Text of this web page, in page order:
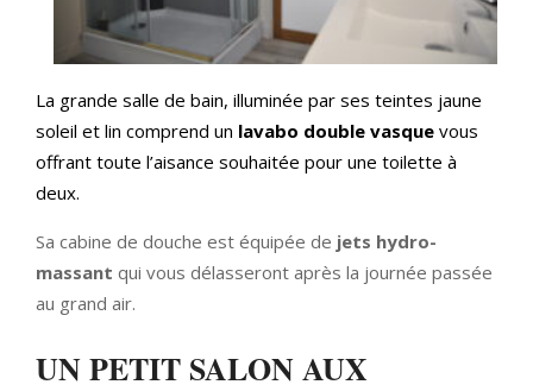
La grande salle de bain, illuminée par ses teintes jaune
soleil et lin comprend un lavabo double vasque vous
offrant toute l’aisance souhaitée pour une toilette à
deux.
Sa cabine de douche est équipée de jets hydro-
massant qui vous délasseront après la journée passée
au grand air.
UN PETIT SALON AUX